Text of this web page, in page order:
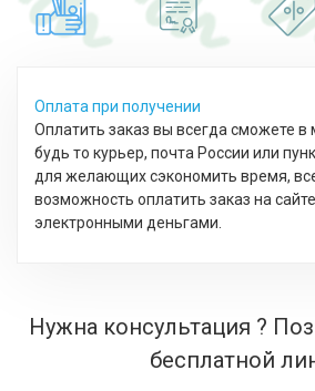
Оплата при получении
Оплатить заказ вы всегда сможете в
будь то курьер, почта России или
для желающих сэкономить время,
возможность оплатить заказ на
электронными деньгами.
Нужна консультация ?
бесплатной